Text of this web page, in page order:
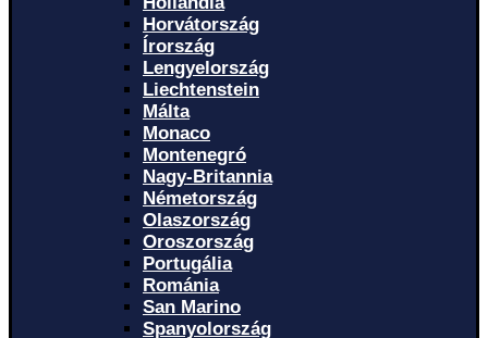
Horvátország
Írország
Lengyelország
Liechtenstein
Málta
Monaco
Montenegró
Nagy-Britannia
Németország
Olaszország
Oroszország
Portugália
Románia
San Marino
Spanyolország